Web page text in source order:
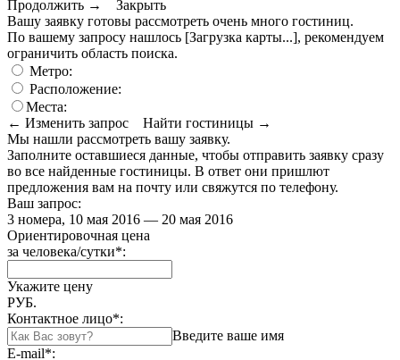
Продолжить →
Закрыть
Вашу заявку готовы рассмотреть очень много гостиниц.
По вашему запросу нашлось [Загрузка карты...], рекомендуем
ограничить область поиска.
Метро:
Расположение:
Места:
← Изменить запрос
Найти гостиницы →
Мы нашли рассмотреть вашу заявку.
Заполните оставшиеся данные, чтобы отправить заявку сразу
во все найденные гостиницы. В ответ они пришлют
предложения вам на почту или свяжутся по телефону.
Ваш запрос:
3 номера, 10 мая 2016 — 20 мая 2016
Ориентировочная цена
за человека/сутки*:
Укажите цену
РУБ.
Контактное лицо*:
Введите ваше имя
E-mail*: